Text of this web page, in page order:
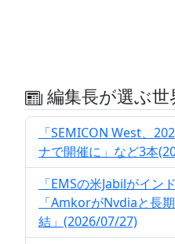
編集長が選ぶ世
「SEMICON West、
ナで開催に」など3本
「EMSの米Jabilがイン
「AmkorがNvdiaと長
結」(2026/07/27)